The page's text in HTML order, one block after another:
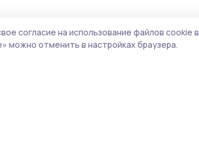
согласие на использование файлов cookie в
можно отменить в настройках браузера.